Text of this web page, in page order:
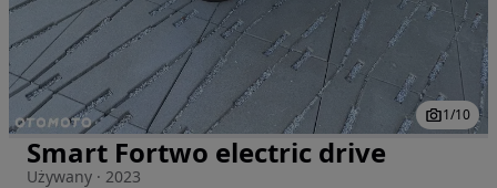
Zdjęcie 1 z 10
1/10
Smart Fortwo electric drive
Używany · 2023